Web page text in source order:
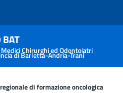
BAT
Chirurghi ed Odontoiatri
di Barletta-Andria-Trani
di formazione oncologica